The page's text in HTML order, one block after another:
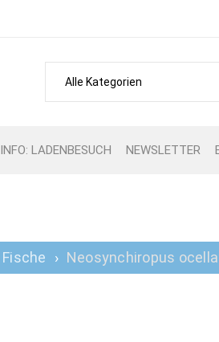
INFO: LADENBESUCH NEWSLETTER
Fische › Neosynchiropus